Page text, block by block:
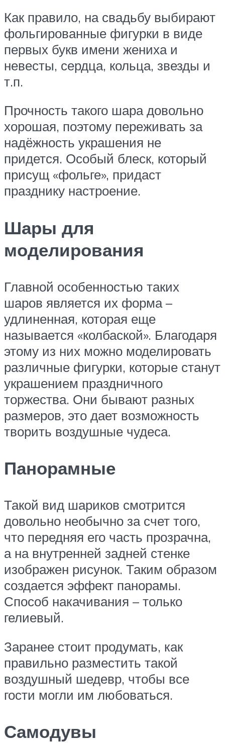
Как правило, на свадьбу выбирают
фольгированные фигурки в виде
первых букв имени жениха и
невесты, сердца, кольца, звезды и
т.п.
Прочность такого шара довольно
хорошая, поэтому переживать за
надёжность украшения не
придется. Особый блеск, который
присущ «фольге», придаст
празднику настроение.
Шары для
моделирования
Главной особенностью таких
шаров является их форма –
удлиненная, которая еще
называется «колбаской». Благодаря
этому из них можно моделировать
различные фигурки, которые станут
украшением праздничного
торжества. Они бывают разных
размеров, это дает возможность
творить воздушные чудеса.
Панорамные
Такой вид шариков смотрится
довольно необычно за счет того,
что передняя его часть прозрачна,
а на внутренней задней стенке
изображен рисунок. Таким образом
создается эффект панорамы.
Способ накачивания – только
гелиевый.
Заранее стоит продумать, как
правильно разместить такой
воздушный шедевр, чтобы все
гости могли им любоваться.
Самодувы